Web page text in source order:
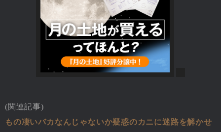
(関連記事)
もの凄いバカなんじゃないか疑惑のカニに迷路を解かせ